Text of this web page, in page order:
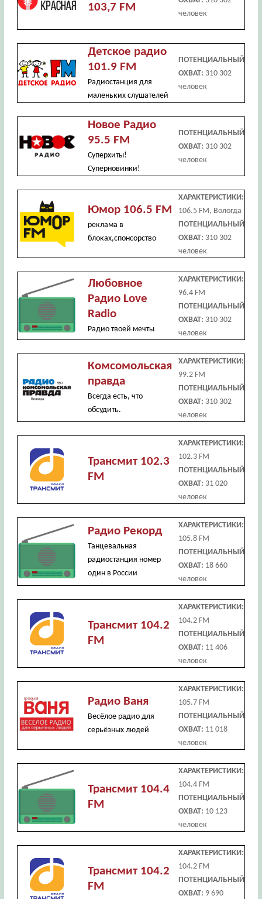
103,7 FM
человек
Детское радио
101.9 FM
Радиостанция для
маленьких слушателей
ПОТЕНЦИАЛЬНЫЙ
ОХВАТ: 310 302
человек
Новое Радио
95.5 FM
Суперхиты!
Суперновинки!
ПОТЕНЦИАЛЬНЫЙ
ОХВАТ: 310 302
человек
Юмор 106.5 FM
реклама в
блоках,спонсорство
ХАРАКТЕРИСТИКИ:
106.5 FM, Вологда
ПОТЕНЦИАЛЬНЫЙ
ОХВАТ: 310 302
человек
Любовное
Радио Love
Radio
Радио твоей мечты
ХАРАКТЕРИСТИКИ:
96.4 FM
ПОТЕНЦИАЛЬНЫЙ
ОХВАТ: 310 302
человек
Комсомольская
правда
Всегда есть, что
обсудить.
ХАРАКТЕРИСТИКИ:
99.2 FM
ПОТЕНЦИАЛЬНЫЙ
ОХВАТ: 310 302
человек
Трансмит 102.3
FM
ХАРАКТЕРИСТИКИ:
102.3 FM
ПОТЕНЦИАЛЬНЫЙ
ОХВАТ: 31 020
человек
Радио Рекорд
Танцевальная
радиостанция номер
один в России
ХАРАКТЕРИСТИКИ:
105.8 FM
ПОТЕНЦИАЛЬНЫЙ
ОХВАТ: 18 660
человек
Трансмит 104.2
FM
ХАРАКТЕРИСТИКИ:
104.2 FM
ПОТЕНЦИАЛЬНЫЙ
ОХВАТ: 11 406
человек
Радио Ваня
Весёлое радио для
серьёзных людей
ХАРАКТЕРИСТИКИ:
105.7 FM
ПОТЕНЦИАЛЬНЫЙ
ОХВАТ: 11 018
человек
Трансмит 104.4
FM
ХАРАКТЕРИСТИКИ:
104.4 FM
ПОТЕНЦИАЛЬНЫЙ
ОХВАТ: 10 123
человек
Трансмит 104.2
FM
ХАРАКТЕРИСТИКИ:
104.2 FM
ПОТЕНЦИАЛЬНЫЙ
ОХВАТ: 9 690